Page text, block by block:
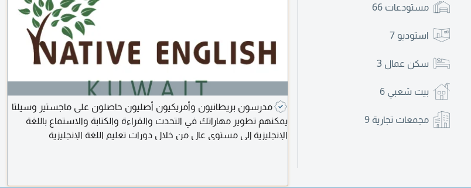
مستودعات 66
استوديو 7
سكن عمال 3
بيت شعبي 6
مجمعات تجارية 9
مدرسون بريطانيون وأمريكيون أصليون حاصلون على ماجستير وسيلتا
يمكنهم تطوير مهاراتك في التحدث والقراءة والكتابة والاستماع باللغة
الإنجليزية إلى مستوى عالٍ من خلال دورات تعليم اللغة الإنجليزية